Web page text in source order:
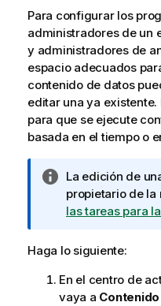
Para configurar los
administradores de un
y administradores de
espacio adecuados
contenido de datos
editar una ya
para que se ejecute
basada en el tiempo o
N
o
t
i
f
o
La edición de
propietario de la
las tareas para
Haga lo siguiente:
En el centro de
vaya a Contenido